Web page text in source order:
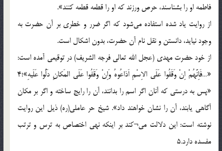
فاطمه او را بشناسند، حرص ورزند كه او را قطعه قطعه كنند».
از روايت ياد شده استفاده می‌شود كه اگر ضرر و خطري بر آن حضرت به
وجود نيايد، دانستن و نقل نام آن حضرت، بدون اشكال است.
از خود حضرت مهدي (عجل الله تعالي فرجه الشريف) در توقيعي آمده است:
«…فَاِنَّهُمْ اِنْ وَقَفُوا عَلَي الاِسْمِ اَذاعُوهُ وَاِنْ وَقَفُوا عَلَي المَكانِ دَلُّوا عَلَيهِ»؛4
«پس به درستي كه آنان اگر اسم را بدانند، آن را رايج ساخته و اگر بر مكان
آگاهي يابند، آن را نشان خواهند داد». شيخ حر عاملي(ره) ذيل اين روايت
نوشته است: اين دلالت مي¬كند بر اينكه نهي اختصاص به ترس و ترتب
مفسده دارد.5